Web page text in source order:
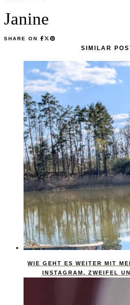
Janine
SHARE ON
SIMILAR
WIE GEHT ES WEITER MIT
INSTAGRAM, ZWEIFEL